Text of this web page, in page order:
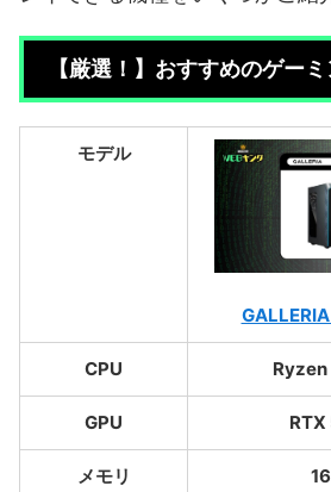
【厳選！】おすすめのゲー
モデル
CPU
GPU
メモリ